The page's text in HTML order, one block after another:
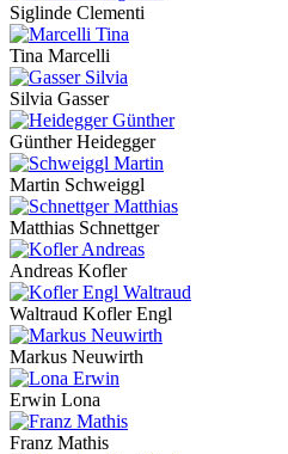
Siglinde Clementi
Tina Marcelli
Silvia Gasser
Günther Heidegger
Martin Schweiggl
Matthias Schnettger
Andreas Kofler
Waltraud Kofler Engl
Markus Neuwirth
Erwin Lona
Franz Mathis